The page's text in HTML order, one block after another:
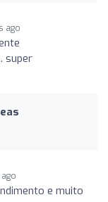
ago
super
e muito